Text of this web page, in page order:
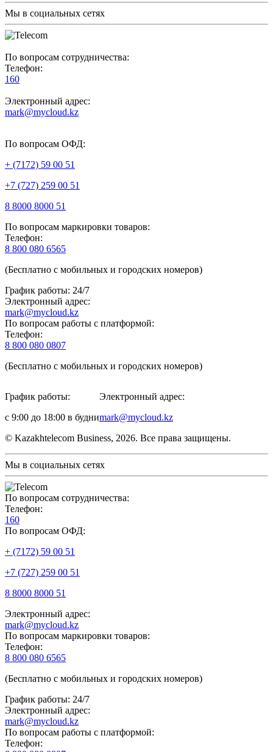
Мы в социальных сетях
По вопросам сотрудничества:
Телефон:
160
Электронный адрес:
mark@mycloud.kz
По вопросам ОФД:
+ (7172) 59 00 51
+7 (727) 259 00 51
8 8000 8000 51
По вопросам маркировки товаров:
Телефон:
8 800 080 6565
(Бесплатно с мобильных и городских номеров)
График работы: 24/7
Электронный адрес:
mark@mycloud.kz
По вопросам работы с платформой:
Телефон:
8 800 080 0807
(Бесплатно с мобильных и городских номеров)
График работы:
с 9:00 до 18:00 в будни
Электронный адрес:
mark@mycloud.kz
© Kazakhtelecom Business, 2026. Все права защищены.
Мы в социальных сетях
По вопросам сотрудничества:
Телефон:
160
По вопросам ОФД:
+ (7172) 59 00 51
+7 (727) 259 00 51
8 8000 8000 51
Электронный адрес:
mark@mycloud.kz
По вопросам маркировки товаров:
Телефон:
8 800 080 6565
(Бесплатно с мобильных и городских номеров)
График работы: 24/7
Электронный адрес:
mark@mycloud.kz
По вопросам работы с платформой:
Телефон: